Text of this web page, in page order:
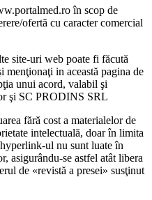
în scop de
ofertă cu caracter comercial
site-uri web poate fi făcută
menţionaţi in această pagina de
unui acord, valabil şi
şi SC PRODINS SRL
fără cost a materialelor de
intelectuală, doar în limita
ul nu sunt luate în
asigurându-se astfel atât libera
de «revistă a presei» susţinut